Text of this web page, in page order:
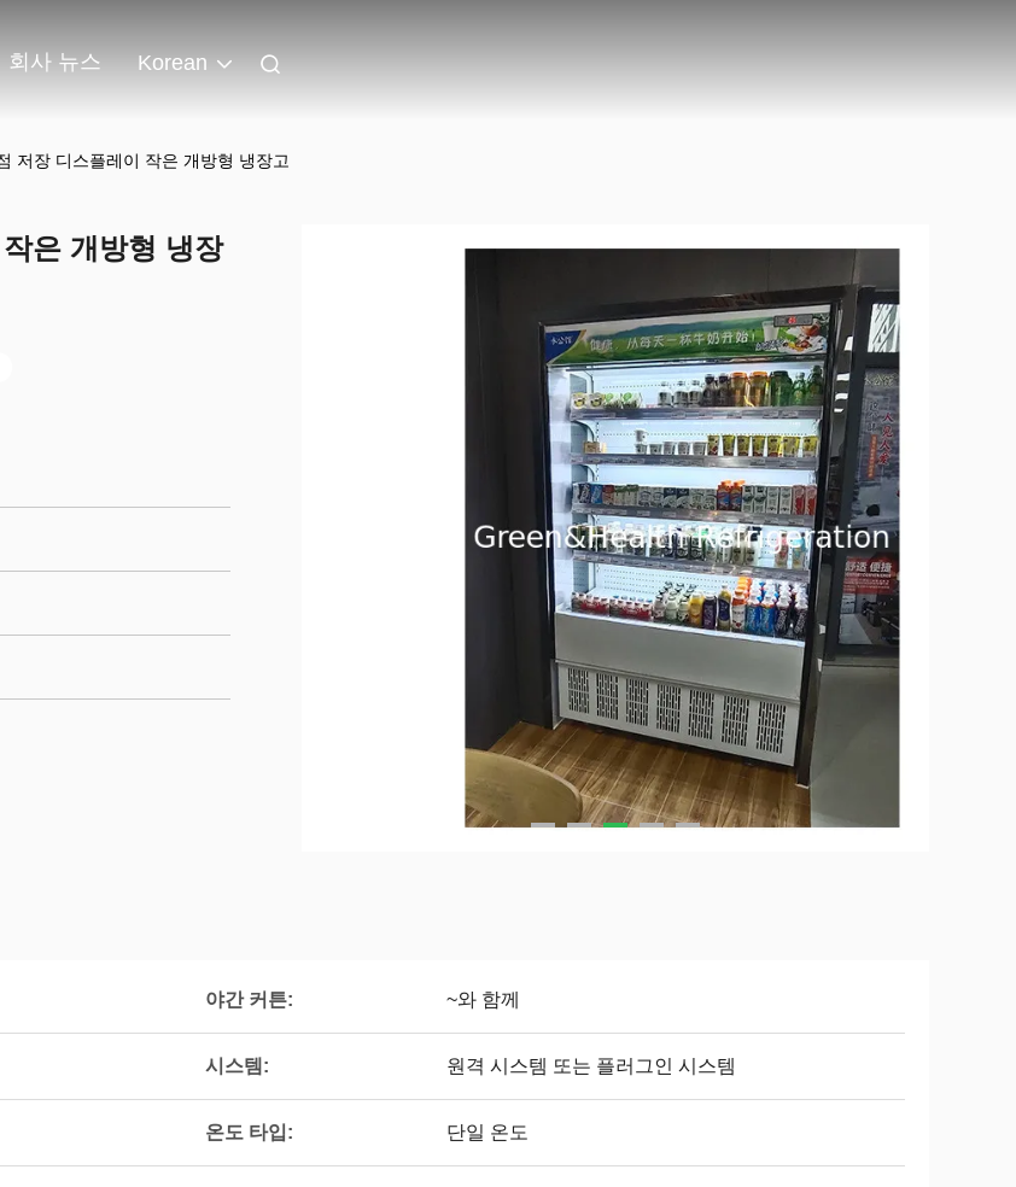
회사 뉴스 Korean
저장 디스플레이 작은 개방형 냉장고
은 개방형 냉장
야간 커튼: ~와 함께
시스템: 원격 시스템 또는 플러그인 시스템
온도 타입: 단일 온도